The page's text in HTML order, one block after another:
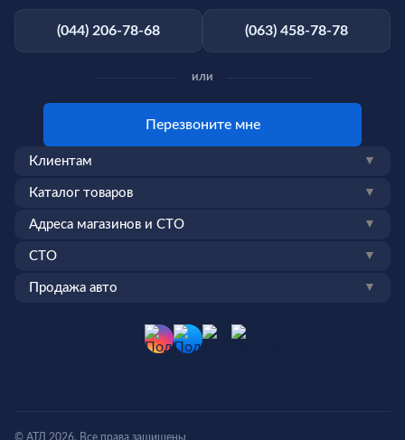
(044) 206-78-68 (063) 458-78-78
или
Перезвоните мне
Клиентам ▼
Каталог товаров ▼
Адреса магазинов и СТО ▼
СТО ▼
Продажа авто ▼
© АТЛ 2026. Все права защищены